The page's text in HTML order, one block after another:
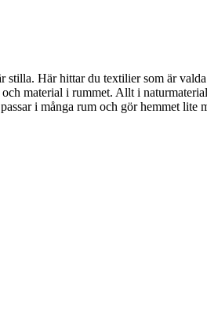
Här hittar du textilier som är
material i rummet. Allt i
i många rum och gör hemmet lite